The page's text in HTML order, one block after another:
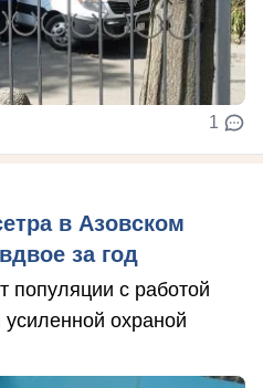
1
в Азовском
за год
популяции с работой
охраной